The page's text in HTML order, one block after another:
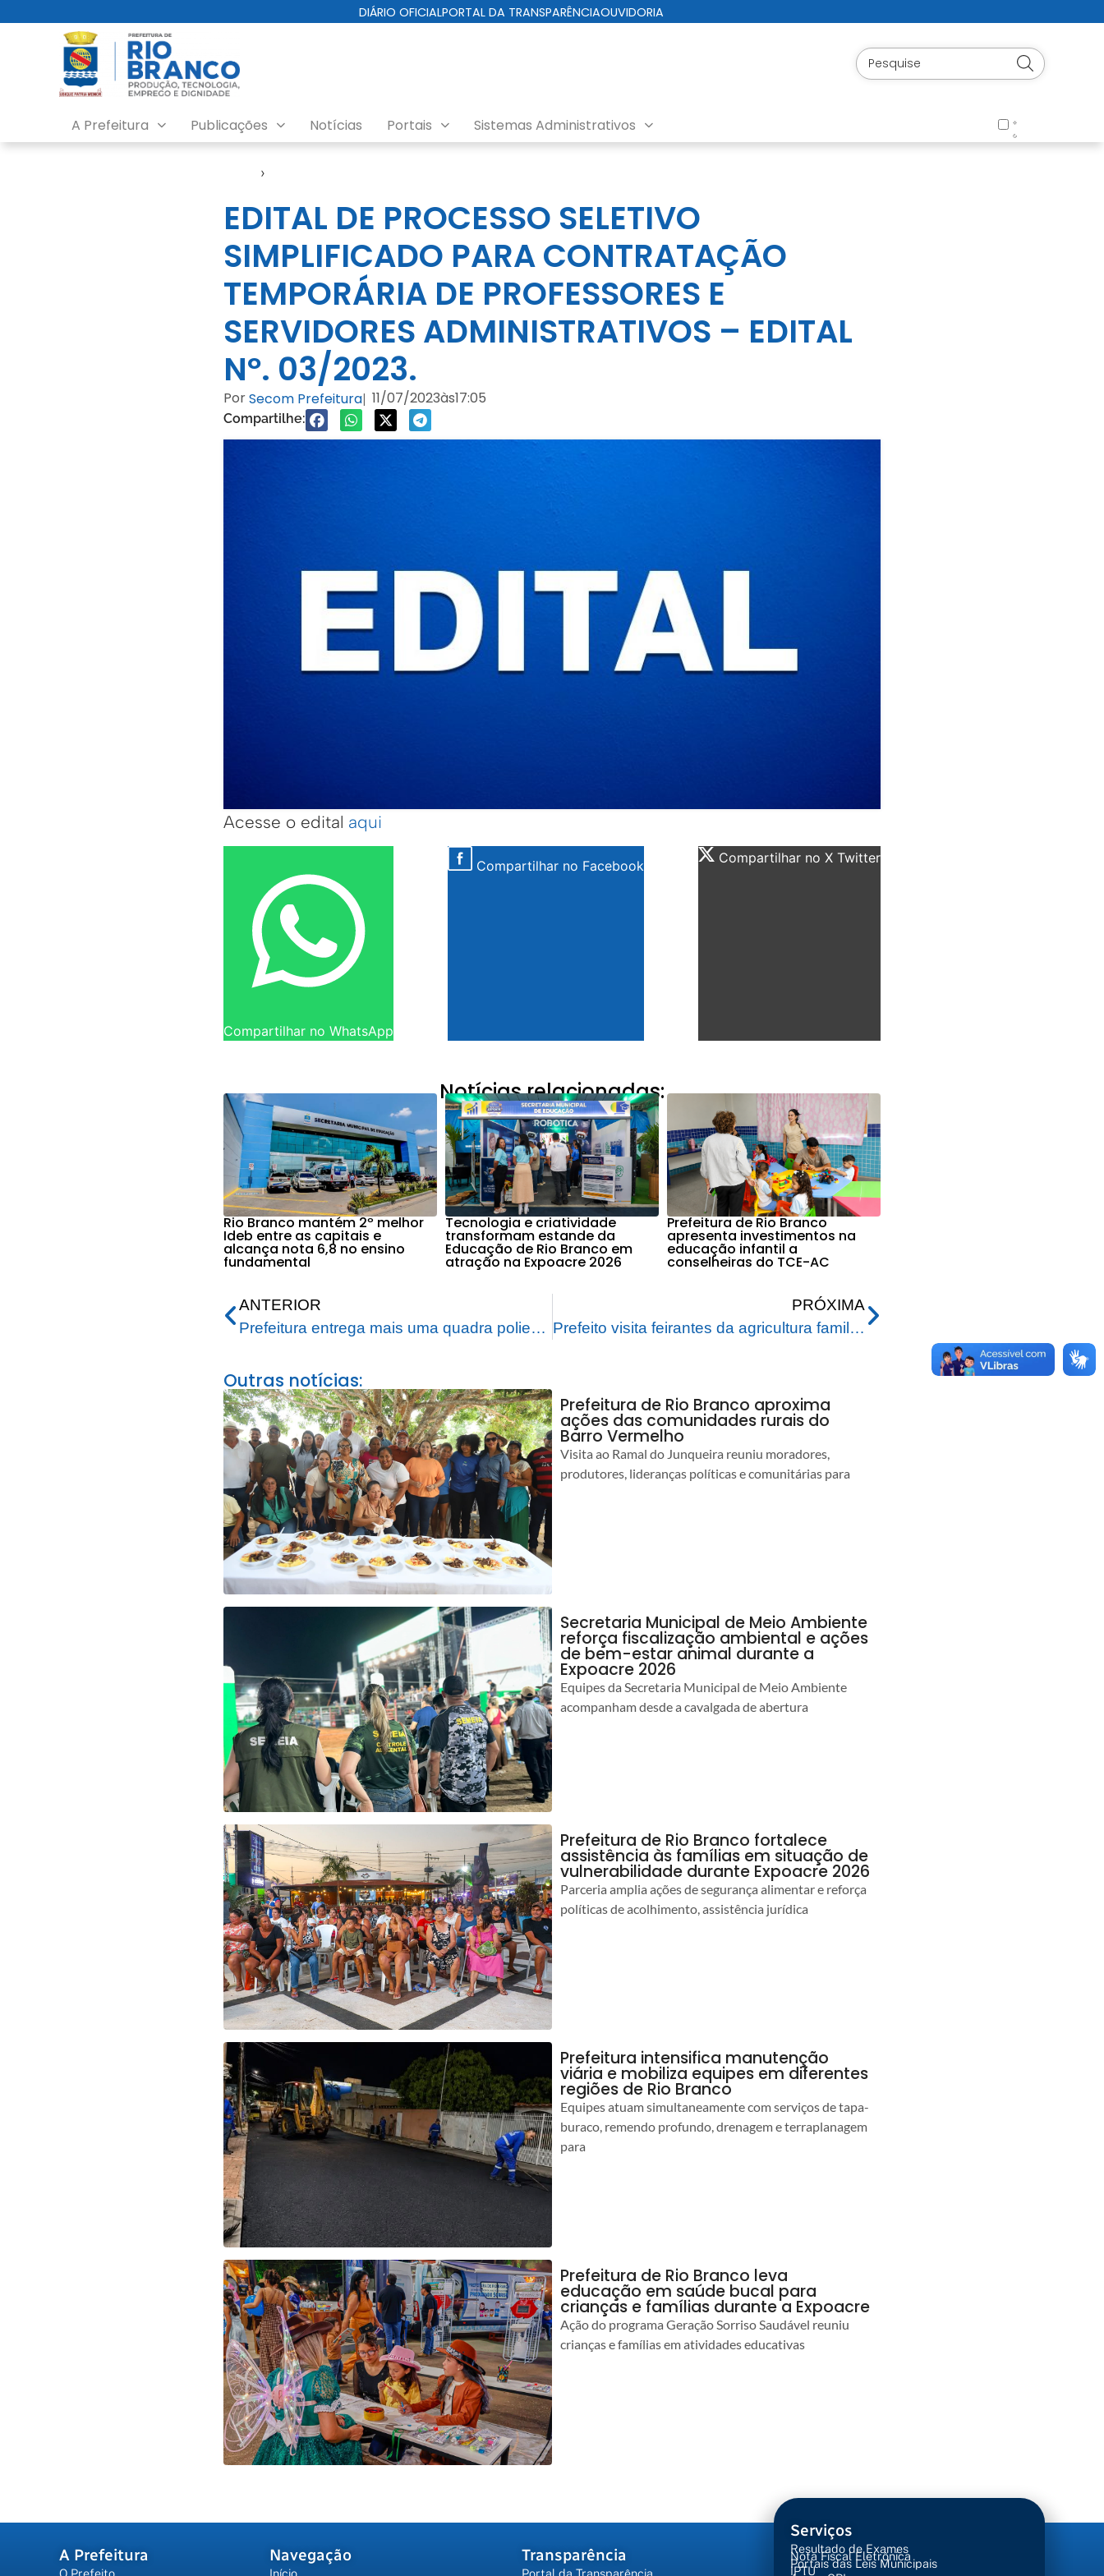
DIÁRIO OFICIALPORTAL DA TRANSPARÊNCIAOUVIDORIA
A Prefeitura Publicações Notícias Portais Sistemas Administrativos
›
EDITAL DE PROCESSO SELETIVO
SIMPLIFICADO PARA CONTRATAÇÃO
TEMPORÁRIA DE PROFESSORES E
SERVIDORES ADMINISTRATIVOS – EDITAL
Nº. 03/2023.
PorSecom Prefeitura| 11/07/2023às17:05
Compartilhe:
Acesse o edital aqui
Compartilhar no WhatsApp
Compartilhar no Facebook Compartilhar no X Twitter
Notícias relacionadas:
Rio Branco mantém 2º melhor
Ideb entre as capitais e
alcança nota 6,8 no ensino
fundamental
Tecnologia e criatividade
transformam estande da
Educação de Rio Branco em
atração na Expoacre 2026
Prefeitura de Rio Branco
apresenta investimentos na
educação infantil a
conselheiras do TCE-AC
ANTERIOR
Prefeitura entrega mais uma quadra poliesportiva; agora, no bairro Triângulo Velho
PRÓXIMA
Prefeito visita feirantes da agricultura familiar no Calafate
Outras notícias:
Prefeitura de Rio Branco aproxima
ações das comunidades rurais do
Barro Vermelho
Visita ao Ramal do Junqueira reuniu moradores,
produtores, lideranças políticas e comunitárias para
Secretaria Municipal de Meio Ambiente
reforça fiscalização ambiental e ações
de bem-estar animal durante a
Expoacre 2026
Equipes da Secretaria Municipal de Meio Ambiente
acompanham desde a cavalgada de abertura
Prefeitura de Rio Branco fortalece
assistência às famílias em situação de
vulnerabilidade durante Expoacre 2026
Parceria amplia ações de segurança alimentar e reforça
políticas de acolhimento, assistência jurídica
Prefeitura intensifica manutenção
viária e mobiliza equipes em diferentes
regiões de Rio Branco
Equipes atuam simultaneamente com serviços de tapa-
buraco, remendo profundo, drenagem e terraplanagem
para
Prefeitura de Rio Branco leva
educação em saúde bucal para
crianças e famílias durante a Expoacre
Ação do programa Geração Sorriso Saudável reuniu
crianças e famílias em atividades educativas
A Prefeitura Navegação Transparência
Serviços
Resultado de Exames
Nota Fiscal Eletrônica
Portais das Leis Municipais
IPTU